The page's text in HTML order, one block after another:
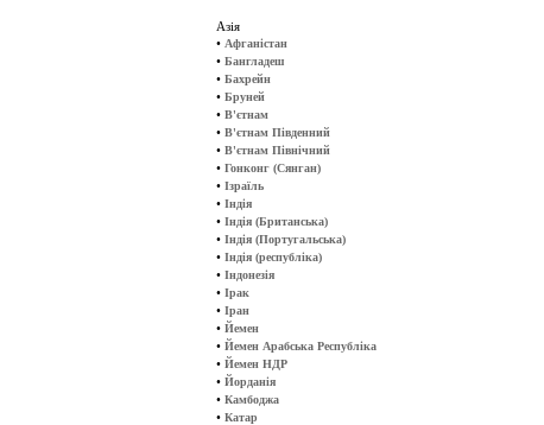
Азія
• Афганістан
• Бангладеш
• Бахрейн
• Бруней
• В'єтнам
• В'єтнам Південний
• В'єтнам Північний
• Гонконг (Сянган)
• Ізраїль
• Індія
• Індія (Британська)
• Індія (Португальська)
• Індія (республіка)
• Індонезія
• Ірак
• Іран
• Йемен
• Йемен Арабська Республіка
• Йемен НДР
• Йорданія
• Камбоджа
• Катар